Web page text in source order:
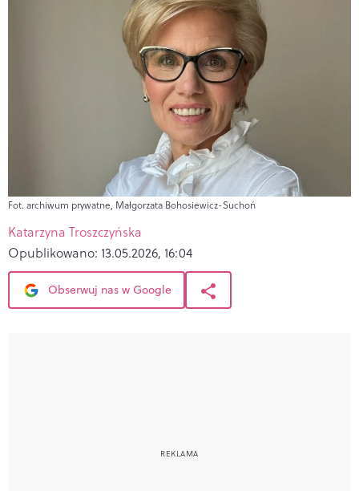
Fot. archiwum prywatne, Małgorzata Bohosiewicz-Suchoń
Katarzyna Troszczyńska
Opublikowano: 13.05.2026, 16:04
Obserwuj nas w Google